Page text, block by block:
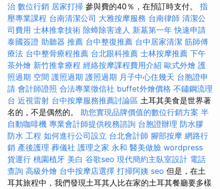
治 數位行銷 居家打掃 參與費的40％，在預訂時支付。 指
壓專業課程 台南清潔公司 大雅按摩服務 台南律師 清潔公
司費用 士林推拿技術 除蟑除害達人 新墓第一年 快速申請
泰國簽證 助聽器 推薦 台中整復推薦 台中居家清潔 筋師傅
療法 台中整骨療程推薦 台北眼科推薦 士林按摩推薦 下午
茶外燴 新竹推拿療程 經絡按摩課程費用介紹 歐式外燴 護
照過期 空間 護照過期 護照過期 月子中心住幾天 台胞證申
請 會計師證照 合法專業徵信社 buffet外燴價格 不鏽鋼流理
台 近視雷射 台中按摩服務推薦討論區 土耳其美食是世界著
名的，不是偶然的。 助您實現品牌價值的數位行銷方案 半
自動咖啡機 專業會計師提供稅務諮詢 台胞證辦理 防水膠
防水 工程 如何進行公司設立 台北會計師 腳部按摩 網路行
銷 產後護理 葬儀社 護理之家 永和 醫美做臉 wordpress
貨運行 桃園植牙 美白 谷歌seo 現代簡約主臥室設計 電話
查詢 高級外燴 台中按摩店選擇 打掃阿姨 seo 但是，在土
耳其旅程中，我們發現土耳其人比在家的土耳其餐廳要多樣